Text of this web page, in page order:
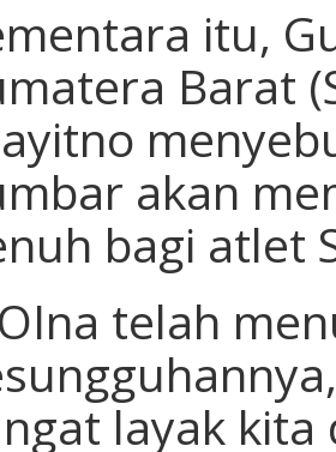
itu,
Barat
akan
bagi atlet
telah
layak